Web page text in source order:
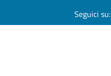
Seguici su: